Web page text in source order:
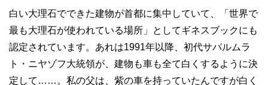
白い大理石でできた建物が首都に集中していて、「世界で
最も大理石が使われている場所」としてギネスブックにも
認定されています。あれは1991年以降、初代サパルムラ
ト・ニヤゾフ大統領が、建物も車も全て白くするように決
定して……。私の父は、紫の車を持っていたんですが白く